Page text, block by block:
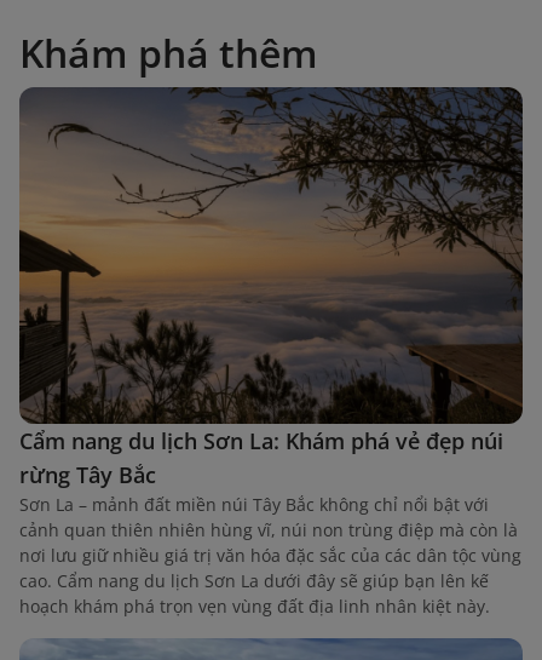
Khám phá thêm
Cẩm nang du lịch Sơn La: Khám phá vẻ đẹp núi
rừng Tây Bắc
Sơn La – mảnh đất miền núi Tây Bắc không chỉ nổi bật với
cảnh quan thiên nhiên hùng vĩ, núi non trùng điệp mà còn là
nơi lưu giữ nhiều giá trị văn hóa đặc sắc của các dân tộc vùng
cao. Cẩm nang du lịch Sơn La dưới đây sẽ giúp bạn lên kế
hoạch khám phá trọn vẹn vùng đất địa linh nhân kiệt này.